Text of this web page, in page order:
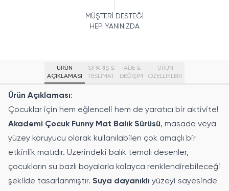
MÜŞTERİ DESTEĞİ
HEP YANINIZDA
ÜRÜN
AÇIKLAMASI
SİPARİŞ &
TESLİMAT
İADE &
DEĞİŞİM
ÜRÜN
ÖZELLIKLERI
Ürün Açıklaması:
Çocuklar için hem eğlenceli hem de yaratıcı bir aktivite!
Akademi Çocuk Funny Mat Balık Sürüsü, masada veya
yüzey koruyucu olarak kullanılabilen çok amaçlı bir
etkinlik matıdır. Üzerindeki balık temalı desenler,
çocukların su bazlı boyalarla kolayca renklendirebileceği
şekilde tasarlanmıştır. Suya dayanıklı yüzeyi sayesinde